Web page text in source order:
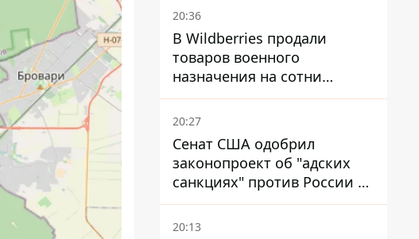
20:36
В Wildberries продали
товаров военного
назначения на сотни
миллионов, но удары ВСУ
изменили ситуацию
20:27
Сенат США одобрил
законопроект об "адских
санкциях" против России и
Ирана
20:13